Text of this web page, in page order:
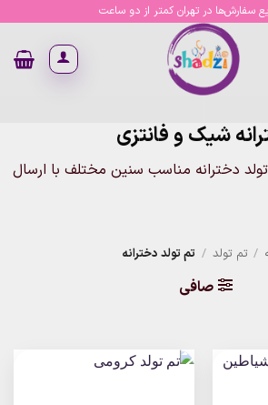
سفارش‌ها در تهران کمتر از دو ساعت
شیک و فانتزی
دخترانه مناسب سنین مختلف با ارسال
/ تم تولد / تم تولد دخترانه
صافی